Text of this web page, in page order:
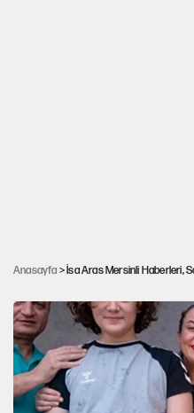
Anasayfa > İsa Aras Mersinli Haberleri,
neredeydi?